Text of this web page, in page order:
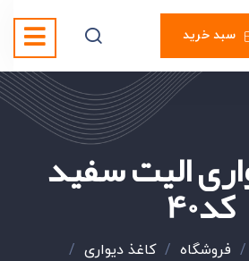
سبد خرید
الیت سفید
کد40
/ فروشگاه /کاغذ دیواری /